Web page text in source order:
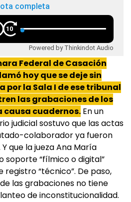
completa
10
Powered by Thinkindot Audio
Federal de Casación
hoy que se deje sin
por la Sala I de ese tribunal
las grabaciones de los
causa cuadernos. En un
judicial sostuvo que las actas
colaborador ya fueron
que la jueza Ana María
soporte “fílmico o digital”
registro “técnico”. De paso,
las grabaciones no tiene
de inconstitucionalidad.